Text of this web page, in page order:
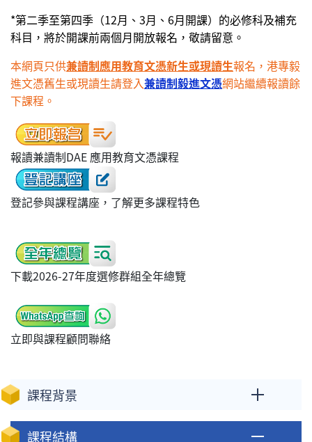
*第二季至第四季（12月、3月、6月開課）的必修科及補充
科目，將於開課前兩個月開放報名，敬請留意。
本網頁只供兼讀制應用教育文憑新生或現讀生報名，港專毅
進文憑舊生或現讀生請登入兼讀制毅進文憑網站繼續報讀餘
下課程 。
報讀兼讀制DAE 應用教育文憑課程
登記參與課程講座，了解更多課程特色
下載2026-27年度選修群組全年總覽
立即與課程顧問聯絡
課程背景
課程結構